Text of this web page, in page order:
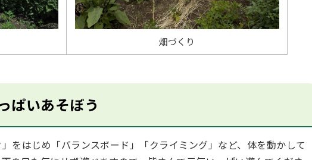
畑づくり
ぱいあそぼう
をはじめ「バランスボード」「クライミング」など、体を動かして